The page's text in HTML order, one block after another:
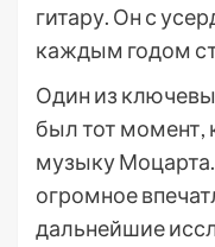
гитару. Он с
каждым годом
Один из
был тот момент,
музыку Моцарта.
огромное
дальнейшие